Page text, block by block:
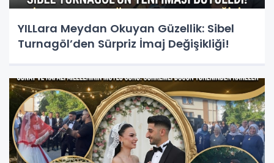
YILLara Meydan Okuyan Güzellik: Sibel
Turnagöl’den Sürpriz İmaj Değişikliği!